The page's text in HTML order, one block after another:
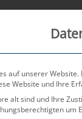
Aktuelles
auf unserer
Website und Ihre
alt sind und Ihre
um